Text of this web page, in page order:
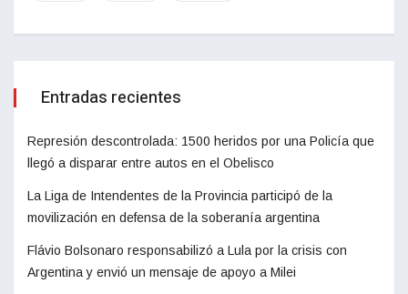
Entradas recientes
Represión descontrolada: 1500 heridos por una Policía que
llegó a disparar entre autos en el Obelisco
La Liga de Intendentes de la Provincia participó de la
movilización en defensa de la soberanía argentina
Flávio Bolsonaro responsabilizó a Lula por la crisis con
Argentina y envió un mensaje de apoyo a Milei